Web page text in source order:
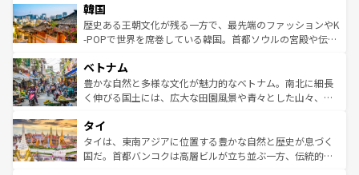
ワイを、存分に味わってほしい。 なお、新着のハワイ情報
はコンテンツ一覧を参照してほしい。
いる。アクティビティも充実しており、サーフィンやダイ
ビング、ハイキングなど、アウトドア好きにはたまらな
い。オーストラリアの多彩な魅力を存分に味わいつくそ
参照してほしい。
ン）、静ひつな山岳地帯である台湾東部など、都市の喧騒
と山間の静けさが共存しており、訪れる人に新しい発見と
驚きをもたらしてくれる。また、奥深い台湾の食文化も魅
容にもいいと評判のスイーツなど、バラエティ豊かな料理
が味わえる。 なお、新着の台湾情報は コンテンツ一覧を参
照してほしい。
韓国
歴史ある王朝文化が残る一方で、最先端のファッションやK
-POPで世界を席巻している韓国。首都ソウルの宮殿や伝統
き、地方に足を延ばせば四季折々の自然美を楽しむことが
できる。そして、キムチや焼肉、絶品のストリートフード
まで、さまざまな韓国料理が待っている。夜には、韓国な
リティに包まれながら、韓国の多彩な魅力を心ゆくまで味
わってみてほしい。 なお、新着の韓国情報はコンテンツ一
覧を参照してほしい。
ベトナム
豊かな自然と多様な文化が魅力的なベトナム。南北に細長
く伸びる国土には、広大な田園風景や青々とした山々、世
急速な発展と共に伝統が息づく。ハノイの古い町並みやホ
ーチミン市のフランス統治時代の建物も、独特の雰囲気を
醸し出している。また、バラエティの豊かさとおいしさで
タイ
タイは、東南アジアに位置する豊かな自然と歴史が息づく
国だ。首都バンコクは高層ビルが立ち並ぶ一方、伝統的な